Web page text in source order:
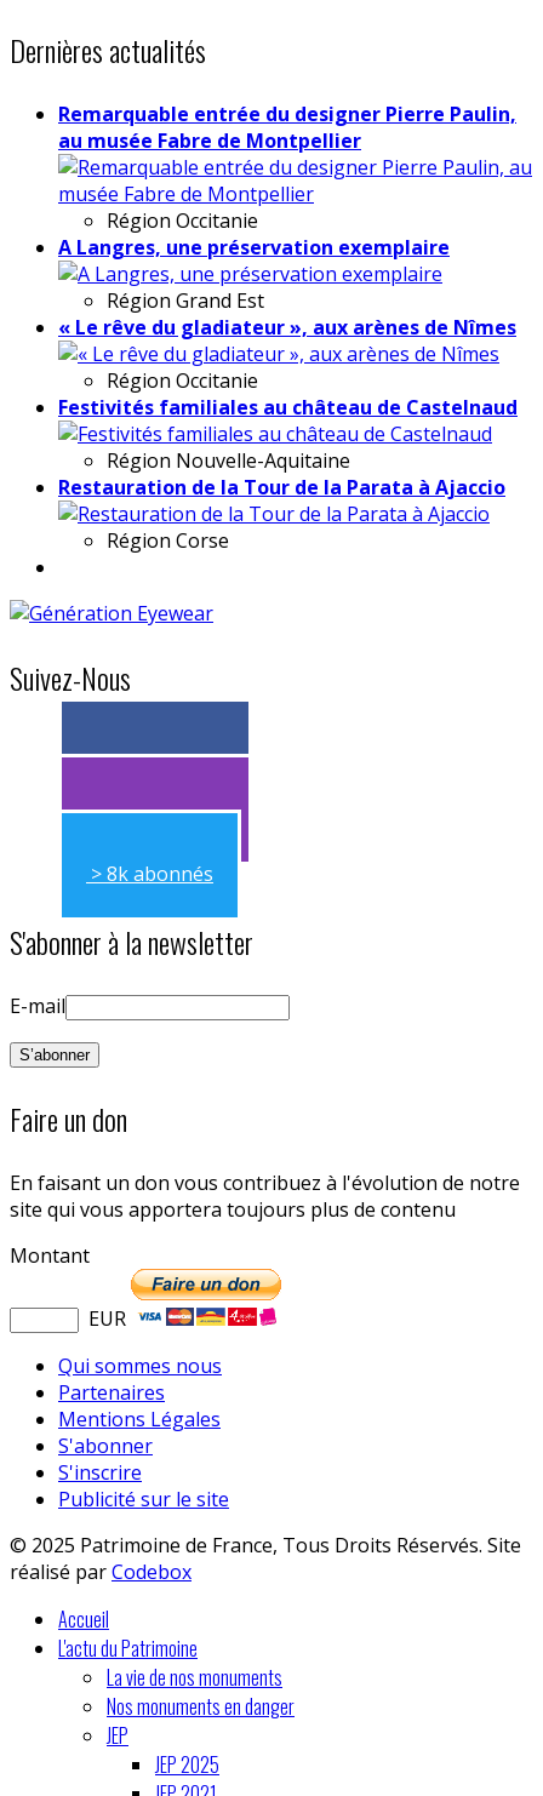
Dernières actualités
Remarquable entrée du designer Pierre Paulin,
au musée Fabre de Montpellier
Région Occitanie
A Langres, une préservation exemplaire
Région Grand Est
« Le rêve du gladiateur », aux arènes de Nîmes
Région Occitanie
Festivités familiales au château de Castelnaud
Région Nouvelle-Aquitaine
Restauration de la Tour de la Parata à Ajaccio
Région Corse
Suivez-Nous
> 11k abonnés
> 11k abonnés
> 8k abonnés
S'abonner à la newsletter
E-mail
Faire un don
En faisant un don vous contribuez à l'évolution de notre
site qui vous apportera toujours plus de contenu
Montant
EUR
Qui sommes nous
Partenaires
Mentions Légales
S'abonner
S'inscrire
Publicité sur le site
© 2025 Patrimoine de France, Tous Droits Réservés. Site
réalisé parCodebox
Accueil
L'actu du Patrimoine
La vie de nos monuments
Nos monuments en danger
JEP
JEP 2025